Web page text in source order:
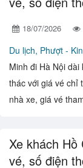
18/07/2026
Du lịch, Phượt -
Minh đi Hà Nội
thác với giá vé chỉ
nhà xe, giá vé
Xe khách
vé, số điện